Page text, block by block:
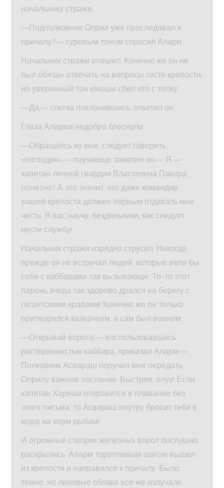
начальнику стражи.
—Подполковник Оприл уже проследовал к
причалу?— суровым тоном спросил Аларм.
Начальник стражи опешил. Конечно же он не
был обязан отвечать на вопросы гостя крепости,
но уверенный тон юноши сбил его с толку.
—Да,— слегка поклонившись, ответил он.
Глаза Аларма недобро блеснули.
—Обращаясь ко мне, следует говорить
«господин»,— поучающе заметил он.— Я —
капитан личной гвардии Властелина Пакира,
понятно? А это значит, что даже командир
вашей крепости должен первым отдавать мне
честь. Я вас научу, бездельники, как следует
нести службу!
Начальник стражи изрядно струсил. Никогда
прежде он не встречал людей, которые вели бы
себя с каббарами так вызывающе. То-то этот
парень вчера так здорово дрался на берегу с
гигантскими крабами! Конечно же он только
притворялся казначеем, а сам был воином.
—Открывай ворота,— воспользовавшись
растерянностью каббара, приказал Аларм.—
Полковник Асвараш поручил мне передать
Оприлу важное послание. Быстрее, олух! Если
капитан Харнам отправится в плавание без
этого письма, то Асвараш поутру бросит тебя в
море на корм рыбам!
И огромные створки железных ворот послушно
раскрылись. Аларм торопливым шагом вышел
из крепости и направился к причалу. Было
темно, но лиловые облака все же излучали